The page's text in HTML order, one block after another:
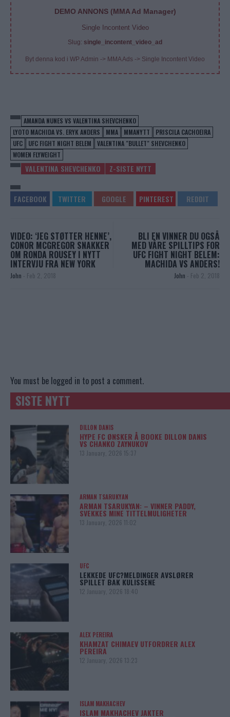
DEMO ANNONS (MMA Ad Manager)
Single Incontent Video
Slug: single_incontent_video_ad
Byt denna kod i WP Admin -> MMA Ads -> Single Incontent Video
AMANDA NUNES VS VALENTINA SHEVCHENKO
LYOTO MACHIDA VS. ERYK ANDERS
MMA MMANYTT
PRISCILA CACHOEIRA
UFC
UFC FIGHT NIGHT BELEM
VALENTINA "BULLET" SHEVCHENKO
WOMEN FLYWEIGHT
VALENTINA SHEVCHENKO Z-SISTE NYTT
VIDEO: ‘JEG STØTTER HENNE’,
CONOR MCGREGOR SNAKKER
OM RONDA ROUSEY I NYTT
INTERVJU FRA NEW YORK
John - Feb 2, 2018
BLI EN VINNER DU OGSÅ
MED VÅRE SPILLTIPS FOR
UFC FIGHT NIGHT BELEM:
MACHIDA VS ANDERS!
John - Feb 2, 2018
You must be logged in to post a comment.
SISTE NYTT
DILLON DANIS
HYPE FC ØNSKER Å BOOKE DILLON DANIS
VS CHANKO ZAYNUKOV
13 January, 2026 15:37
ARMAN TSARUKYAN
ARMAN TSARUKYAN: – VINNER PADDY,
SVEKKES MINE TITTELMULIGHETER
13 January, 2026 11:02
UFC
LEKKEDE UFC?MELDINGER AVSLØRER
SPILLET BAK KULISSENE
12 January, 2026 18:40
ALEX PEREIRA
KHAMZAT CHIMAEV UTFORDRER ALEX
PEREIRA
12 January, 2026 13:23
ISLAM MAKHACHEV
ISLAM MAKHACHEV JAKTER